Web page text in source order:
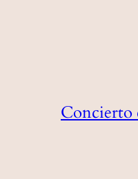
Concierto